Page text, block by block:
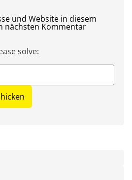
und Website in diesem
nächsten Kommentar
solve: